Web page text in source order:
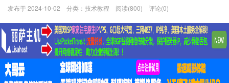
发布于 2024-10-02 分类： 技术教程 阅读(800) 评论(0)